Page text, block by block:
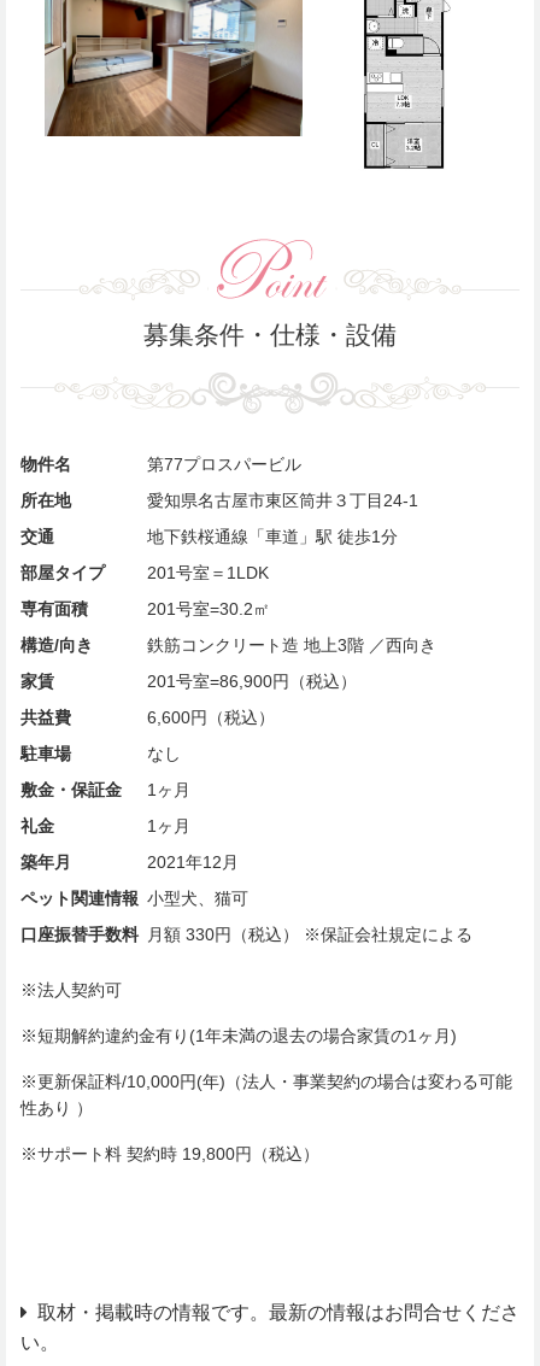
募集条件・仕様・設備
物件名
第77プロスパービル
所在地
愛知県名古屋市東区筒井３丁目24-1
交通
地下鉄桜通線「車道」駅 徒歩1分
部屋タイプ
201号室＝1LDK
専有面積
201号室=30.2㎡
構造/向き
鉄筋コンクリート造 地上3階 ／西向き
家賃
201号室=86,900円（税込）
共益費
6,600円（税込）
駐車場
なし
敷金・保証金
1ヶ月
礼金
1ヶ月
築年月
2021年12月
ペット関連情報 小型犬、猫可
口座振替手数料
月額 330円（税込） ※保証会社規定による
※法人契約可
※短期解約違約金有り(1年未満の退去の場合家賃の1ヶ月)
※更新保証料/10,000円(年)（法人・事業契約の場合は変わる可能
性あり ）
※サポート料 契約時 19,800円（税込）
取材・掲載時の情報です。最新の情報はお問合せくださ
い。